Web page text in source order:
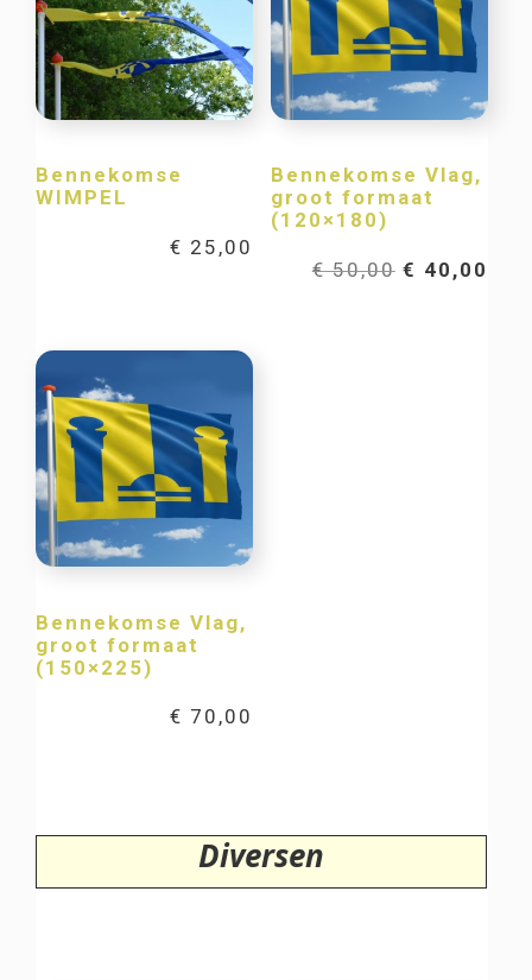
Bennekomse
WIMPEL
€ 25,00
Bennekomse Vlag,
groot formaat
(120×180)
€50,00 € 40,00
Bennekomse Vlag,
groot formaat
(150×225)
€ 70,00
Diversen